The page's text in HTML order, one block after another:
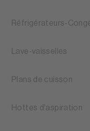
Réfrigérateurs-
Lave-vaisselles
Plans de cuisson
Hottes d'aspiration